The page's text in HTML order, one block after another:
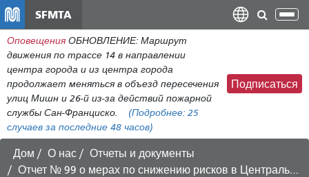
общему
содержанию
SFMTA
Оповещения ОБНОВЛЕНИЕ: Маршрут
движения по трассе 14 в направлении
центра города и из центра города
продолжает меняться в объезд пересечения
улиц Мишн и 26-й из-за действий пожарной
службы Сан-Франциско.
(Подробнее: 25
случаев за последние 48 часов)
Подписаться
Дом О нас
Отчеты и документы
Отчет № 99 о мерах по снижению рисков в Центральном метрополитене, октябрь 2017 г.